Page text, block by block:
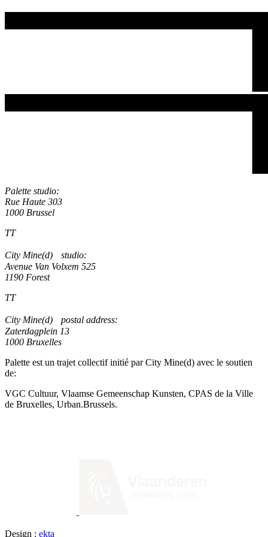
Palette studio:
Rue Haute 303
1000 Brussel
TT
City Mine(d) studio:
Avenue Van Volxem 525
1190 Forest
TT
City Mine(d) postal address:
Zaterdagplein 13
1000 Bruxelles
Palette est un trajet collectif initié par City Mine(d) avec le soutien
de:
VGC Cultuur, Vlaamse Gemeenschap Kunsten, CPAS de la Ville
de Bruxelles, Urban.Brussels.
Design : ekta